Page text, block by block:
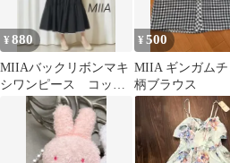
¥880
MIIAバックリボンマキ
シワンピース コット
ン100%ブラック
¥500
MIIA ギンガムチ
柄ブラウス